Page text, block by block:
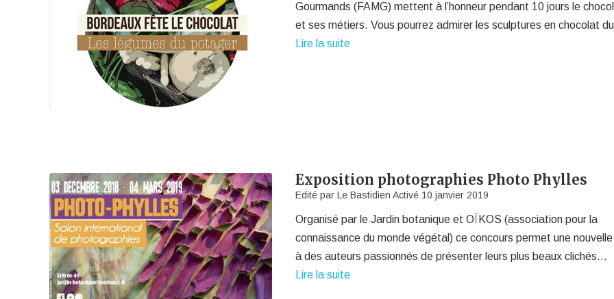
Gourmands (FAMG) mettent à l’honneur pendant 10 jours le
et ses métiers. Vous pourrez admirer les sculptures en chocolat
Lire la suite
Exposition photographies Photo Phylles
Edité parLe Bastidien Activé 10 janvier 2019
Organisé par le Jardin botanique et OÏKOS (association pour la
connaissance du monde végétal) ce concours permet une
à des auteurs passionnés de présenter leurs plus beaux clichés…
Lire la suite